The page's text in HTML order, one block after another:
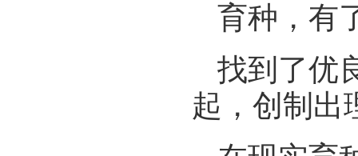
育种，有
找到了优
起，创制出